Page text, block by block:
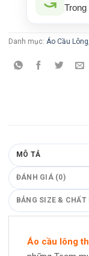
Trong
Danh mục: Áo Cầu Lông
MÔ TẢ
ĐÁNH GIÁ (0)
BẢNG SIZE & CHẤT
Áo cầu lông